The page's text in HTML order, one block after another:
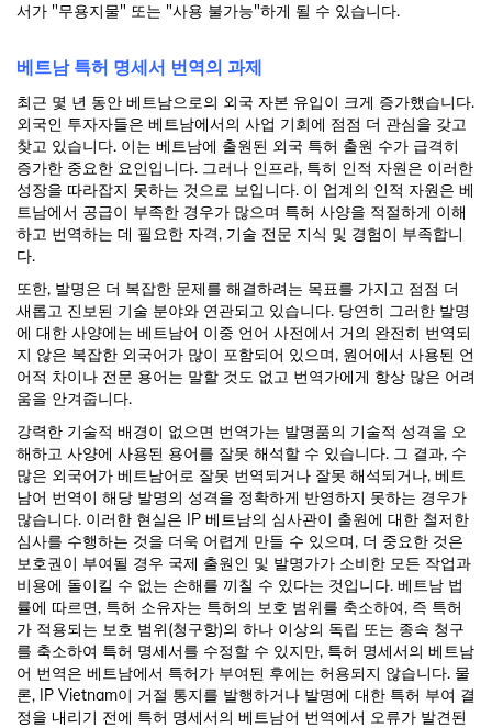
서가 "무용지물" 또는 "사용 불가능"하게 될 수 있습니다.
베트남 특허 명세서 번역의 과제
최근 몇 년 동안 베트남으로의 외국 자본 유입이 크게 증가했습니다.
외국인 투자자들은 베트남에서의 사업 기회에 점점 더 관심을 갖고
찾고 있습니다. 이는 베트남에 출원된 외국 특허 출원 수가 급격히
증가한 중요한 요인입니다. 그러나 인프라, 특히 인적 자원은 이러한
성장을 따라잡지 못하는 것으로 보입니다. 이 업계의 인적 자원은 베
트남에서 공급이 부족한 경우가 많으며 특허 사양을 적절하게 이해
하고 번역하는 데 필요한 자격, 기술 전문 지식 및 경험이 부족합니
다.
또한, 발명은 더 복잡한 문제를 해결하려는 목표를 가지고 점점 더
새롭고 진보된 기술 분야와 연관되고 있습니다. 당연히 그러한 발명
에 대한 사양에는 베트남어 이중 언어 사전에서 거의 완전히 번역되
지 않은 복잡한 외국어가 많이 포함되어 있으며, 원어에서 사용된 언
어적 차이나 전문 용어는 말할 것도 없고 번역가에게 항상 많은 어려
움을 안겨줍니다.
강력한 기술적 배경이 없으면 번역가는 발명품의 기술적 성격을 오
해하고 사양에 사용된 용어를 잘못 해석할 수 있습니다. 그 결과, 수
많은 외국어가 베트남어로 잘못 번역되거나 잘못 해석되거나, 베트
남어 번역이 해당 발명의 성격을 정확하게 반영하지 못하는 경우가
많습니다. 이러한 현실은 IP 베트남의 심사관이 출원에 대한 철저한
심사를 수행하는 것을 더욱 어렵게 만들 수 있으며, 더 중요한 것은
보호권이 부여될 경우 국제 출원인 및 발명가가 소비한 모든 작업과
비용에 돌이킬 수 없는 손해를 끼칠 수 있다는 것입니다. 베트남 법
률에 따르면, 특허 소유자는 특허의 보호 범위를 축소하여, 즉 특허
가 적용되는 보호 범위(청구항)의 하나 이상의 독립 또는 종속 청구
를 축소하여 특허 명세서를 수정할 수 있지만, 특허 명세서의 베트남
어 번역은 베트남에서 특허가 부여된 후에는 허용되지 않습니다. 물
론, IP Vietnam이 거절 통지를 발행하거나 발명에 대한 특허 부여 결
정을 내리기 전에 특허 명세서의 베트남어 번역에서 오류가 발견된